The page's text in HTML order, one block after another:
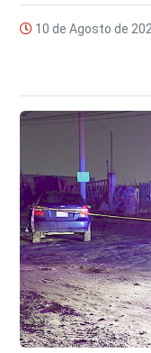
10 de Agosto de